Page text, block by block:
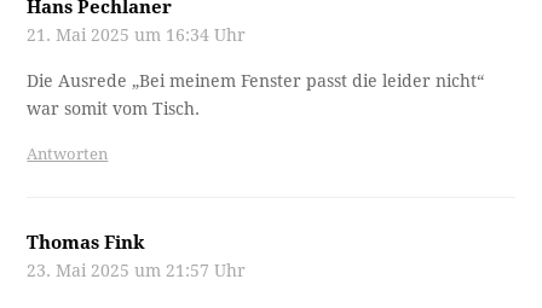
Hans Pechlaner
21. Mai 2025 um 16:34 Uhr
Die Ausrede „Bei meinem Fenster passt die leider nicht“
war somit vom Tisch.
Antworten
Thomas Fink
23. Mai 2025 um 21:57 Uhr